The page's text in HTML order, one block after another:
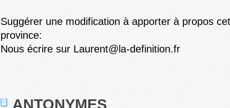
Suggérer une modification à apporter à propos
province:
Nous écrire sur Laurent@la-definition.fr
ANTONYMES